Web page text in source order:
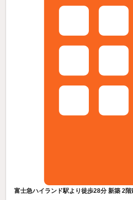
富士急ハイランド駅より徒歩28分 新築 2